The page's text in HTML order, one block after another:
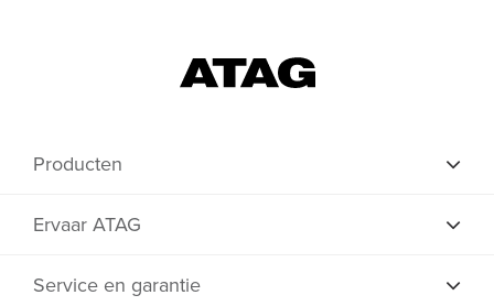
Producten
Ervaar ATAG
Service en garantie